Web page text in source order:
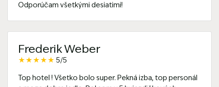
Odporúčam všetkými desiatimi!
Frederik Weber
★★★★★ 5/5
Top hotel ! Všetko bolo super. Pekná izba, top personál